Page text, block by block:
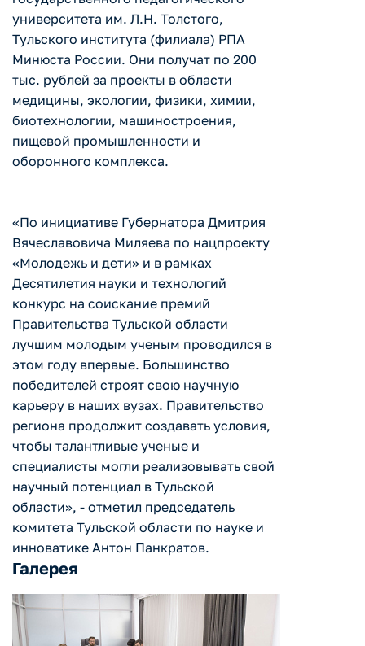
университета им. Л.Н. Толстого,
Тульского института (филиала) РПА
Минюста России. Они получат по 200
тыс. рублей за проекты в области
медицины, экологии, физики, химии,
биотехнологии, машиностроения,
пищевой промышленности и
оборонного комплекса.
«По инициативе Губернатора Дмитрия
Вячеславовича Миляева по нацпроекту
«Молодежь и дети» и в рамках
Десятилетия науки и технологий
конкурс на соискание премий
Правительства Тульской области
лучшим молодым ученым проводился в
этом году впервые. Большинство
победителей строят свою научную
карьеру в наших вузах. Правительство
региона продолжит создавать условия,
чтобы талантливые ученые и
специалисты могли реализовывать свой
научный потенциал в Тульской
области», - отметил председатель
комитета Тульской области по науке и
инноватике Антон Панкратов.
Галерея